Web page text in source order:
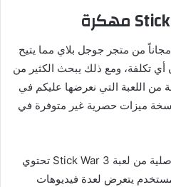
يمكن تحميل لعبة Stick War 3 مجاناً من متجر جوجل بلاي مما يتيح
أي تكلفة، ومع ذلك يبحث الكثير من
من اللعبة التي نعرضها عليكم في
ميزات حصرية غير متوفرة في
إزالة الإعلانات: النسخة الأصلية من لعبة Stick War 3 تحتوي
يتعرض لعدة فيديوهات